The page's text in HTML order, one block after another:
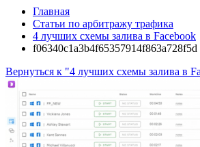
Главная
Статьи по арбитражу трафика
4 лучших схемы залива в Facebook
f06340c1a3b4f65357914f863a728f5d
Вернуться к "4 лучших схемы залива в